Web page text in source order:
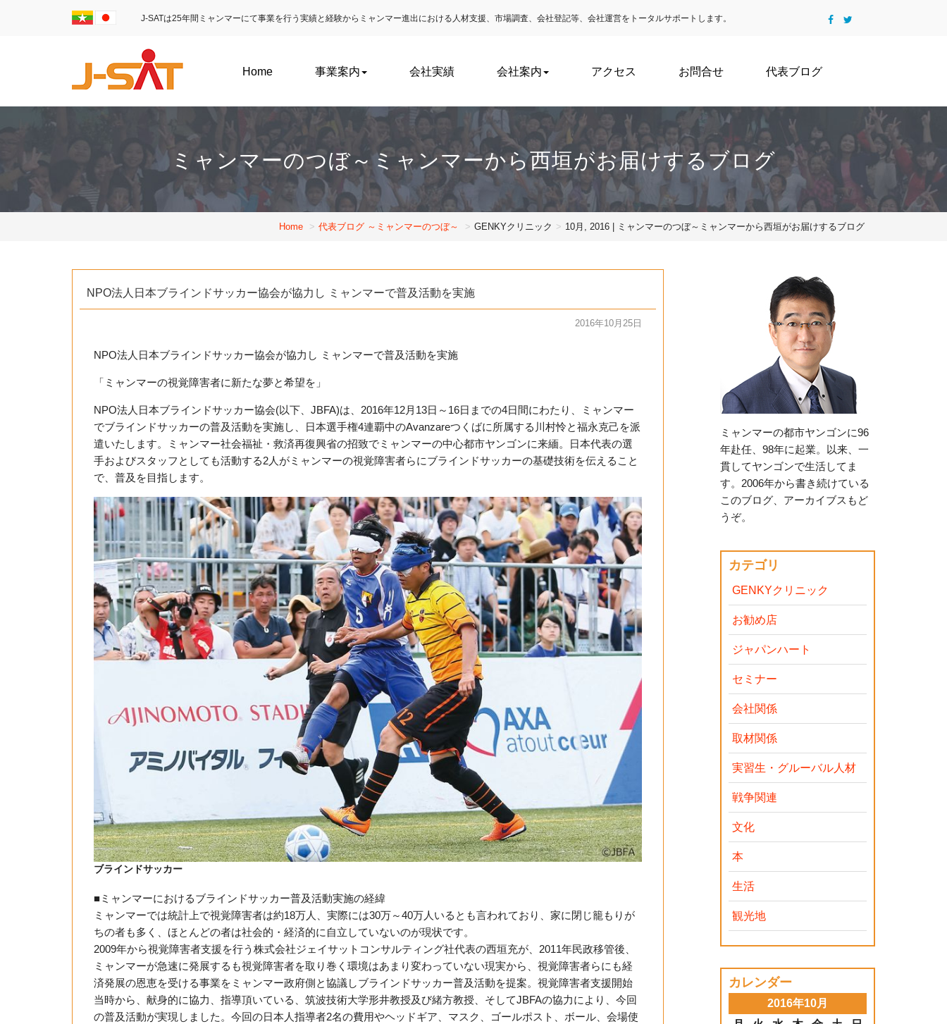
J-SATは25年間ミャンマーにて事業を行う実績と経験からミャンマー進出における 人材支援、市場調査、会社登記等、会社運営をトータルサポートします。
Home 事業案内 会社実績 会社案内 アクセス お問合せ 代表ブログ
ミャンマーのつぼ～ミャンマーから西垣がお届けするブログ
Home 代表ブログ ～ミャンマーのつぼ～ GENKYクリニック 10月, 2016 | ミャンマーのつぼ～ミャンマーから西垣がお届けするブログ
NPO法人日本ブラインドサッカー協会が協力し ミャンマーで普及活動を実施
2016年10月25日
NPO法人日本ブラインドサッカー協会が協力し ミャンマーで普及活動を実施
「ミャンマーの視覚障害者に新たな夢と希望を」
NPO法人日本ブラインドサッカー協会(以下、JBFA)は、2016年12月13日～16日までの4日間にわたり、ミャンマー
でブラインドサッカーの普及活動を実施し、日本選手権4連覇中のAvanzareつくばに所属する川村怜と福永克己を派
遣いたします。ミャンマー社会福祉・救済再復興省の招致でミャンマーの中心都市ヤンゴンに来緬。日本代表の選
手およびスタッフとしても活動する2人がミャンマーの視覚障害者らにブラインドサッカーの基礎技術を伝えること
で、普及を目指します。
ブラインドサッカー
■ミャンマーにおけるブラインドサッカー普及活動実施の経緯
ミャンマーでは統計上で視覚障害者は約18万人、実際には30万～40万人いるとも言われており、家に閉じ籠もりが
ちの者も多く、ほとんどの者は社会的・経済的に自立していないのが現状です。
2009年から視覚障害者支援を行う株式会社ジェイサットコンサルティング社代表の西垣充が、2011年民政移管後、
ミャンマーが急速に発展するも視覚障害者を取り巻く環境はあまり変わっていない現実から、視覚障害者らにも経
済発展の恩恵を受ける事業をミャンマー政府側と協議しブラインドサッカー普及活動を提案。視覚障害者支援開始
当時から、献身的に協力、指導頂いている、筑波技術大学形井教授及び緒方教授、そしてJBFAの協力により、今回
の普及活動が実現しました。今回の日本人指導者2名の費用やヘッドギア、マスク、ゴールポスト、ボール、会場使
ミャンマーの都市ヤンゴンに96
年赴任、98年に起業。以来、一
貫してヤンゴンで生活してま
す。2006年から書き続けている
このブログ、アーカイブスもど
うぞ。
カテゴリ
GENKYクリニック
お勧め店
ジャパンハート
セミナー
会社関係
取材関係
実習生・グルーバル人材
戦争関連
文化
本
生活
観光地
カレンダー
2016年10月